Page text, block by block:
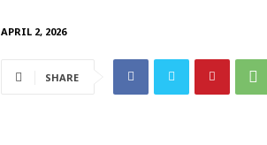
APRIL 2, 2026
SHARE